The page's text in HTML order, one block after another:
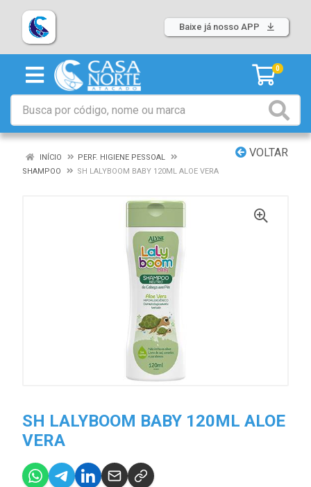
Baixe já nosso APP
0
VOLTAR
INÍCIO
PERF. HIGIENE PESSOAL
SHAMPOO
SH LALYBOOM BABY 120ML ALOE VERA
SH LALYBOOM BABY 120ML ALOE
VERA